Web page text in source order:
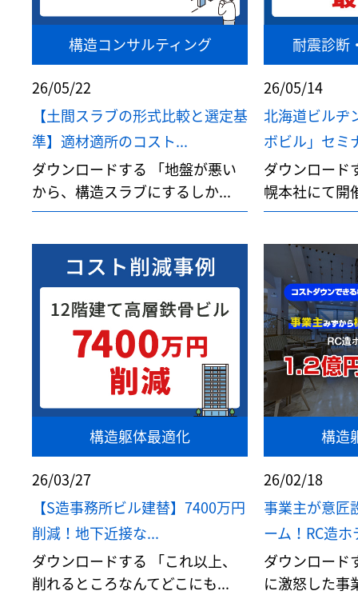
構造コンサルティング
26/05/22
【土間スラブの形式比較と選定基
準】適材適所のコスト...
ダウンロードする 「地盤が悪い
から、構造スラブにするしか...
耐震診断
26/05/14
北海道ビルヂ
ボビル」セミ
ダウンロード
幌本社にて開
構造躯体最適化
26/03/27
【S造事務所ビル建替】7400万円
削減！地下近接な...
ダウンロードする 「これ以上、
削れるところなんてどこにも...
構造
26/02/18
事業主が意匠
ーム！RC造
ダウンロード
に激怒した事